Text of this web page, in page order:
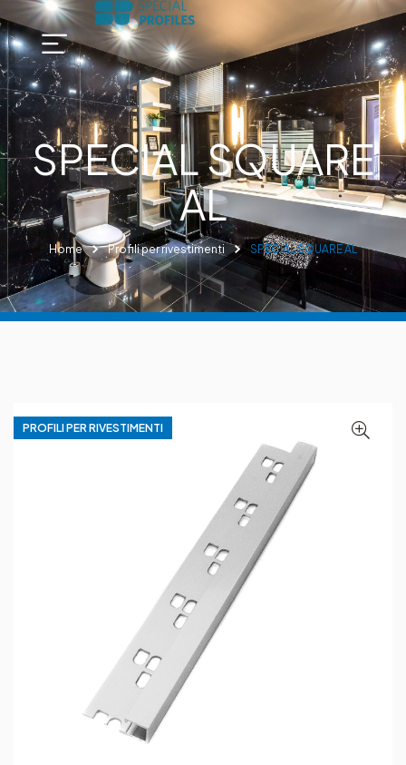
SPECIAL SQUARE
AL
Home Profili per rivestimenti SPECIAL SQUARE AL
PROFILI PER RIVESTIMENTI